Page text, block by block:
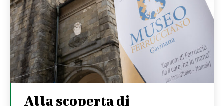
Alla scoperta di